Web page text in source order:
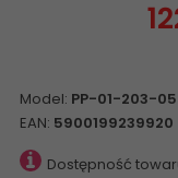
Model: PP-01-203-
EAN: 5900199239920
Dostępność